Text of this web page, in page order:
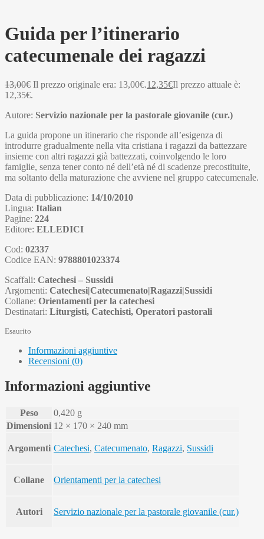
Guida per l’itinerario
catecumenale dei ragazzi
13,00€ Il prezzo originale era: 13,00€.12,35€Il prezzo attuale è:
12,35€.
Autore: Servizio nazionale per la pastorale giovanile (cur.)
La guida propone un itinerario che risponde all’esigenza di
introdurre gradualmente nella vita cristiana i ragazzi da battezzare
insieme con altri ragazzi già battezzati, coinvolgendo le loro
famiglie, senza tener conto né dell’età né di scadenze precostituite,
ma soltanto della maturazione che avviene nel gruppo catecumenale.
Data di pubblicazione: 14/10/2010
Lingua: Italian
Pagine: 224
Editore: ELLEDICI
Cod: 02337
Codice EAN: 9788801023374
Scaffali: Catechesi – Sussidi
Argomenti: Catechesi|Catecumenato|Ragazzi|Sussidi
Collane: Orientamenti per la catechesi
Destinatari: Liturgisti, Catechisti, Operatori pastorali
Esaurito
Informazioni aggiuntive
Recensioni (0)
Informazioni aggiuntive
Peso
0,420 g
Dimensioni 12 × 170 × 240 mm
Argomenti Catechesi, Catecumenato, Ragazzi, Sussidi
Collane Orientamenti per la catechesi
Autori Servizio nazionale per la pastorale giovanile (cur.)